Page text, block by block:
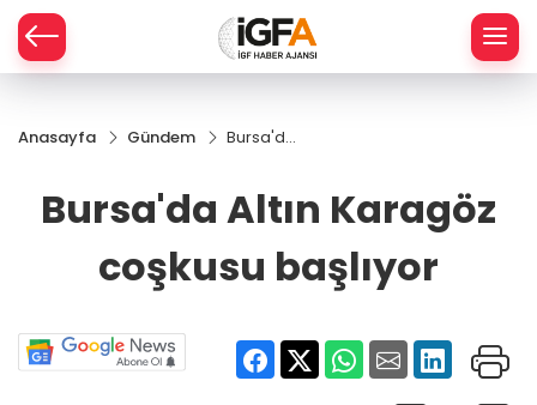
Anasayfa Gündem
Bursa'da
coşkusu
Bursa'da Altın Karagöz
coşkusu başlıyor